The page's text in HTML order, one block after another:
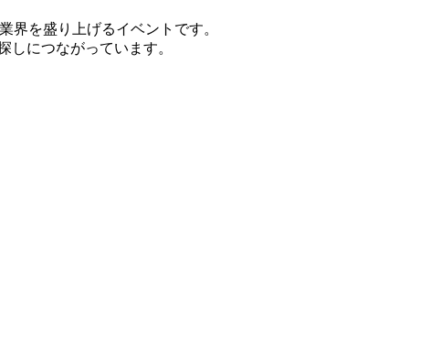
界を盛り上げるイベントです。
につながっています。